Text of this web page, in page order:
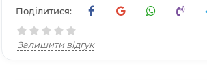
Поділитися:
Залишити відгук